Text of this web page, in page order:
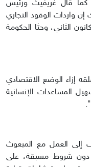
كما قال غريفيث ورئيس
واردات الوقود التجاري
الثاني، وحثا الحكومة
إزاء الوضع الاقتصادي
المساعدات الإنسانية
الأطراف إلى العمل مع المبعوث
دون شروط مسبقة، على